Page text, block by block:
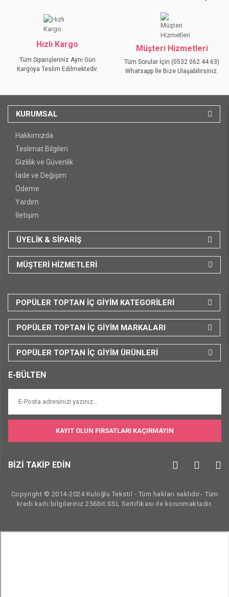
Hızlı Kargo
Tüm Siparişleriniz Aynı Gün
Kargoya Teslim Edilmektedir.
Müşteri Hizmetleri
Tüm Sorular İçin (0532 062 44 63)
Whatsapp İle Bize Ulaşabilirsiniz.
KURUMSAL
Hakkımızda
Teslimat Bilgileri
Gizlilik ve Güvenlik
İade ve Değişim
Ödeme
Yardım
İletişim
ÜYELİK & SİPARİŞ
MÜŞTERİ HİZMETLERİ
POPÜLER TOPTAN İÇ GİYİM KATEGORİLERİ
POPÜLER TOPTAN İÇ GİYİM MARKALARI
POPÜLER TOPTAN İÇ GİYİM ÜRÜNLERİ
E-BÜLTEN
KAYIT OLUN FIRSATLARI KAÇIRMAYIN
BİZİ TAKİP EDİN
Copyright © 2014-2024 Kuloğlu Tekstil - Tüm hakları saklıdır.- Tüm
kredi kartı bilgileriniz 256bit SSL Sertifikası ile korunmaktadır.